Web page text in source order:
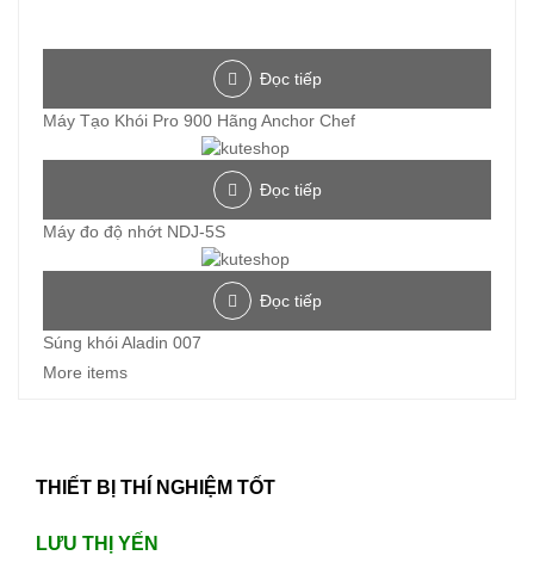
Đọc tiếp
Máy Tạo Khói Pro 900 Hãng Anchor Chef
Đọc tiếp
Máy đo độ nhớt NDJ-5S
Đọc tiếp
Súng khói Aladin 007
More items
THIẾT BỊ THÍ NGHIỆM TỐT
LƯU THỊ YẾN